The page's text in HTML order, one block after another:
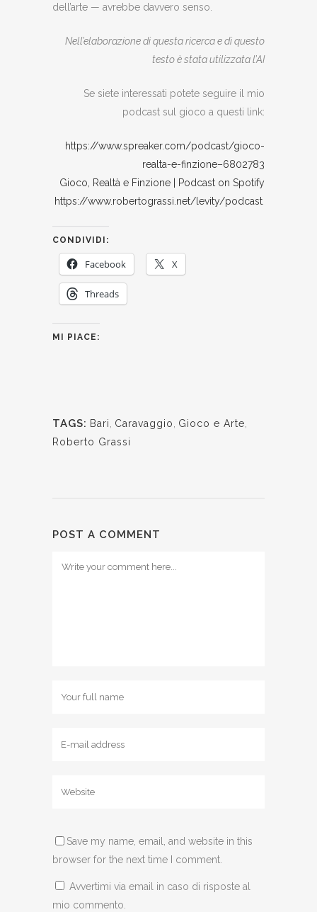
dell’arte — avrebbe davvero senso.
Nell’elaborazione di questa ricerca e di questo
testo è stata utilizzata l’AI
Se siete interessati potete seguire il mio
podcast sul gioco a questi link:
https://www.spreaker.com/podcast/gioco-
realta-e-finzione–6802783
Gioco, Realtà e Finzione | Podcast on Spotify
https://www.robertograssi.net/levity/podcast
CONDIVIDI:
Facebook X
Threads
MI PIACE:
TAGS: Bari Caravaggio Gioco e Arte
Roberto Grassi
POST A COMMENT
Save my name, email, and website in this
browser for the next time I comment.
Avvertimi via email in caso di risposte al
mio commento.